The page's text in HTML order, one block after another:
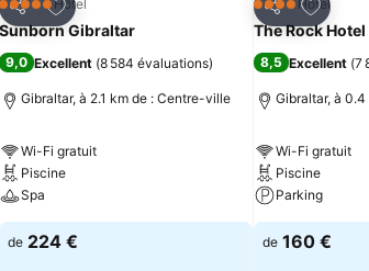
Partager
5 Étoiles Hôtel
Sunborn Gibraltar
9,0 Excellent (8 584 évaluations)
Gibraltar, à 2.1 km de : Centre-ville
Wi-Fi gratuit
Piscine
Spa
de 224 €
Partager
4 ÉtoilesHôtel
The Rock Hotel
8,5 Excellent (7
Gibraltar, à
Wi-Fi gratuit
Piscine
Parking
de 160 €